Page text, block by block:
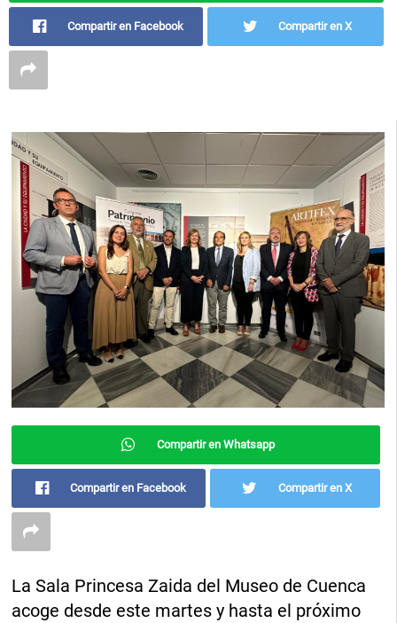
Compartir en Facebook Compartir en X
Compartir en Whatsapp
Compartir en Facebook Compartir en X
La Sala Princesa Zaida del Museo de Cuenca
acoge desde este martes y hasta el próximo